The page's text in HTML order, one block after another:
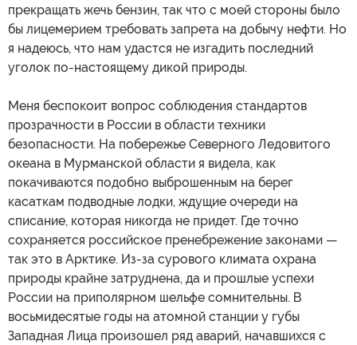
прекращать жечь бензин, так что с моей стороны было
бы лицемерием требовать запрета на добычу нефти. Но
я надеюсь, что нам удастся не изгадить последний
уголок по-настоящему дикой природы.
Меня беспокоит вопрос соблюдения стандартов
прозрачности в России в области техники
безопасности. На побережье Северного Ледовитого
океана в Мурманской области я видела, как
покачиваются подобно выброшенным на берег
касаткам подводные лодки, ждущие очереди на
списание, которая никогда не придет. Где точно
сохраняется российское пренебрежение законами —
так это в Арктике. Из-за сурового климата охрана
природы крайне затруднена, да и прошлые успехи
России на приполярном шельфе сомнительны. В
восьмидесятые годы на атомной станции у губы
Западная Лица произошел ряд аварий, начавшихся с